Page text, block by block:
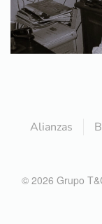
Alianzas
© 2026 Grupo